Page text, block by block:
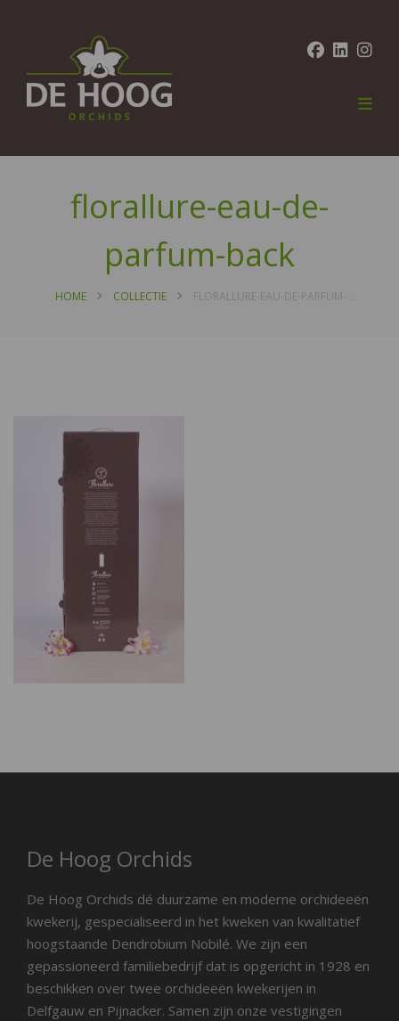
florallure-eau-de-
parfum-back
HOME COLLECTIE
De Hoog Orchids
De Hoog Orchids dé duurzame en moderne orchideeën
kwekerij, gespecialiseerd in het kweken van kwalitatief
hoogstaande Dendrobium Nobilé. We zijn een
gepassioneerd familiebedrijf dat is opgericht in 1928 en
beschikken over twee orchideeën kwekerijen in
Delfgauw en Pijnacker. Samen zijn onze vestigingen